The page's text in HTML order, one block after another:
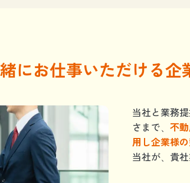
にお仕事いただける企
当社と業務
さまで、 不
用し企業様
当社が、貴